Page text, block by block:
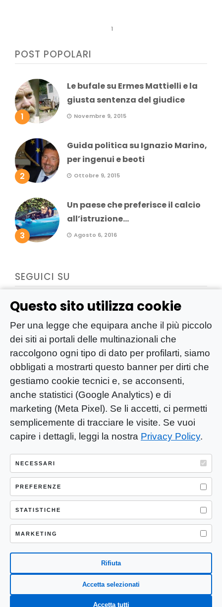
Questo sito utilizza cookie
Per una legge che equipara anche il più piccolo
dei siti ai portali delle multinazionali che
raccolgono ogni tipo di dato per profilarti, siamo
obbligati a mostrarti questo banner per dirti che
gestiamo cookie tecnici e, se acconsenti,
anche statistici (Google Analytics) e di
marketing (Meta Pixel). Se li accetti, ci permetti
semplicemente di tracciare le visite. Se vuoi
capire i dettagli, leggi la nostra Privacy Policy.
NECESSARI
PREFERENZE
STATISTICHE
MARKETING
Rifiuta
Accetta selezionati
Accetta tutti
1
POST POPOLARI
1
Le bufale su Ermes Mattielli e la
giusta sentenza del giudice
Novembre 9, 2015
2
Guida politica su Ignazio Marino,
per ingenui e beoti
Ottobre 9, 2015
3
Un paese che preferisce il calcio
all’istruzione...
Agosto 6, 2016
SEGUICI SU
YOU-ng Slow Journalism è una testata
giornalistica di proprietà di Mastino S.R.L.
Registrazione presso Trib. Santa Maria
Capua Vetere (CE) n° 900 del 31/01/2025 |
ISSN 3103-4683
P.IVA: 04755530617
Sede Legale: CASERTA – VIA LORENZO MARIA
NERONI 11 CAP 81100